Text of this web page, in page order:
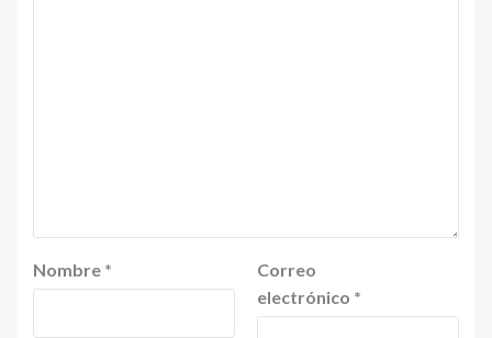
Nombre *
Correo
electrónico *